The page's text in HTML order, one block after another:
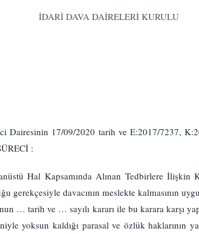
İDARİ DAVA DAİRELERİ KURULU
Dairesinin 17/09/2020 tarih ve E:2017/7237,
:
Hal Kapsamında Alınan Tedbirlere
gerekçesiyle davacının meslekte kalmasının
… tarih ve … sayılı kararı ile bu karara karşı
yoksun kaldığı parasal ve özlük haklarının